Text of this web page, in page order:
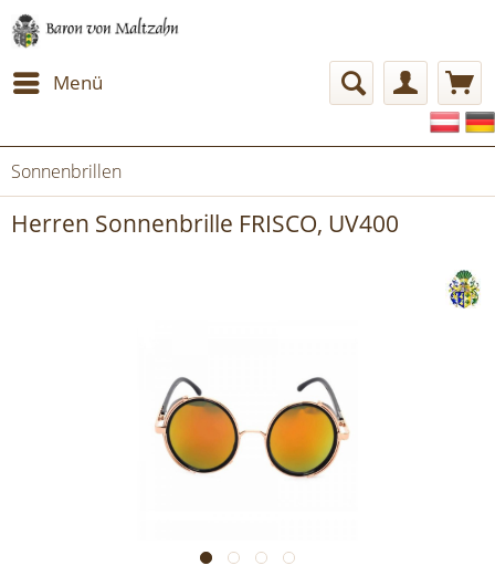
Menü
Sonnenbrillen
Herren Sonnenbrille FRISCO, UV400